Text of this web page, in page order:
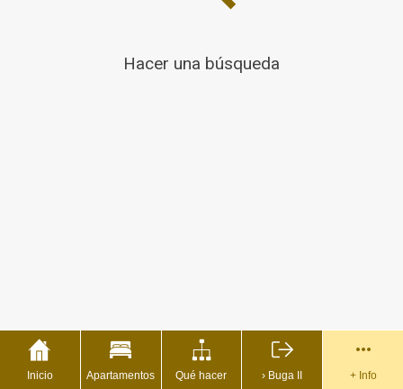
Hacer una búsqueda
Inicio Apartamentos Qué hacer › Buga II + Info